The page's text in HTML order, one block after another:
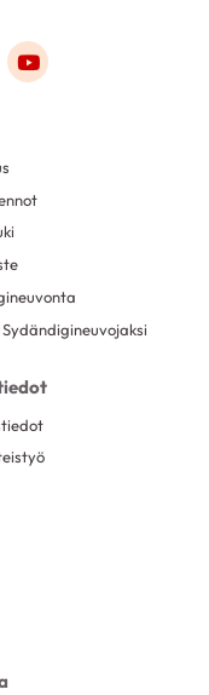
to instagram
Link to youtube